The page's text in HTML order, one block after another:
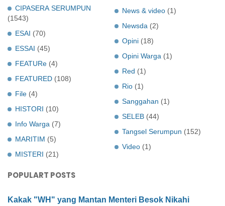
CIPASERA SERUMPUN
(1543)
ESAI (70)
ESSAI (45)
FEATURe (4)
FEATURED (108)
File (4)
HISTORI (10)
Info Warga (7)
MARITIM (5)
MISTERI (21)
News & video (1)
Newsda (2)
Opini (18)
Opini Warga (1)
Red (1)
Rio (1)
Sanggahan (1)
SELEB (44)
Tangsel Serumpun (152)
Video (1)
POPULART POSTS
Kakak "WH" yang Mantan Menteri Besok Nikahi